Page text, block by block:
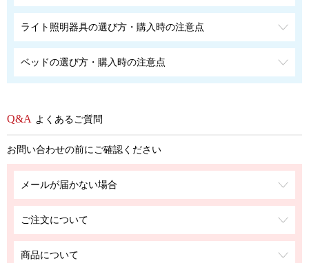
ライト照明器具の選び方・購入時の注意点
ベッドの選び方・購入時の注意点
よくあるご質問
お問い合わせの前にご確認ください
メールが届かない場合
ご注文について
商品について